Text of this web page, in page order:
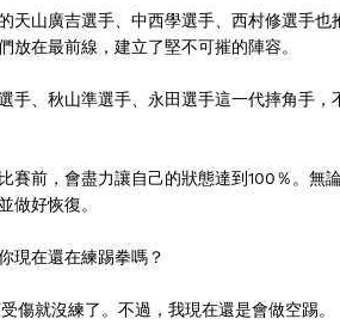
天山廣吉選手、中西學選手、西村修選手也
放在最前線，建立了堅不可摧的陣容。
、秋山準選手、永田選手這一代摔角手，
賽前，會盡力讓自己的狀態達到100％。無
做好恢復。
現在還在練踢拳嗎？
傷就沒練了。不過，我現在還是會做空踢。